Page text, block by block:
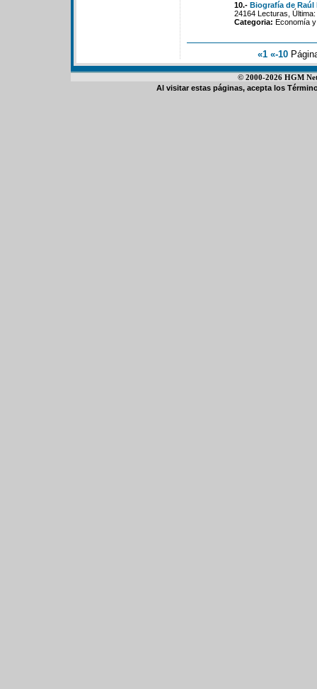
10.- Biografía de Raúl
24164 Lecturas,
Categoria: Economía
«1 «-10
© 2000-2026 HGM
Al visitar estas páginas, acepta los